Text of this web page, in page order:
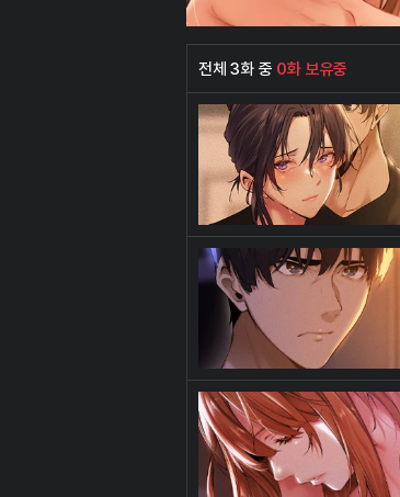
전체 3화 중 0화 보유중